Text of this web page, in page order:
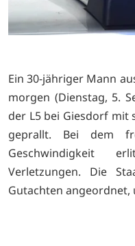
Ein 30-jähriger Mann
morgen (Dienstag, 5.
der L5 bei Giesdorf mit
geprallt. Bei dem
Geschwindigkeit
Verletzungen. Die
Gutachten angeordnet,